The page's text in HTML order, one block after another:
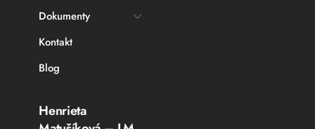
Dokumenty
Kontakt
Blog
Henrieta